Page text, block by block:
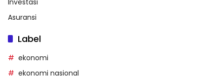
Investasi
Asuransi
Label
ekonomi
ekonomi nasional